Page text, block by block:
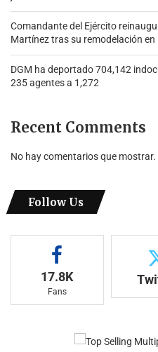
Comandante del Ejército
Martínez tras su remodelación en
DGM ha deportado 704,142
235 agentes a 1,272
Recent Comments
No hay comentarios que mostrar.
Follow Us
17.8K
Fans